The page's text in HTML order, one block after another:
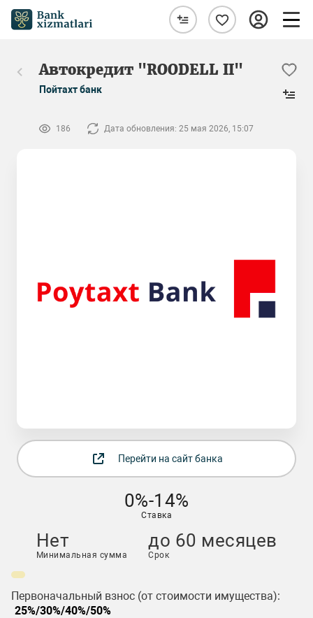
Автокредит "ROODELL II"
Пойтахт банк
186 Дата обновления: 25 мая 2026, 15:07
Перейти на сайт банка
0%-14%
Ставка
Нет
Минимальная сумма
до 60 месяцев
Срок
Первоначальный взнос (от стоимости имущества):
25%/30%/40%/50%